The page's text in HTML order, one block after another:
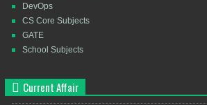
DevOps
CS Core Subjects
GATE
School Subjects
Current Affair